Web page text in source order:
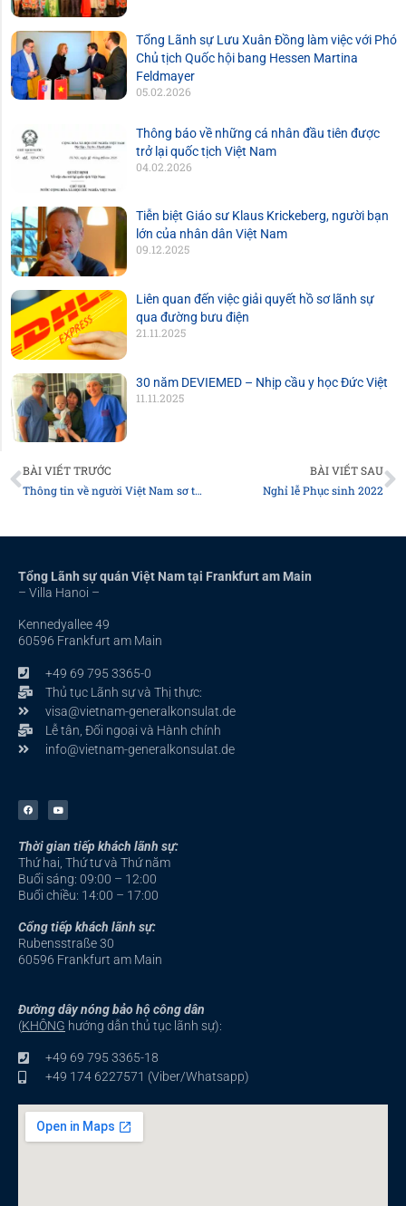
Tổng Lãnh sự Lưu Xuân Đồng làm việc với Phó
Chủ tịch Quốc hội bang Hessen Martina
Feldmayer
05.02.2026
Thông báo về những cá nhân đầu tiên được
trở lại quốc tịch Việt Nam
04.02.2026
Tiễn biệt Giáo sư Klaus Krickeberg, người bạn
lớn của nhân dân Việt Nam
09.12.2025
Liên quan đến việc giải quyết hồ sơ lãnh sự
qua đường bưu điện
21.11.2025
30 năm DEVIEMED – Nhịp cầu y học Đức Việt
11.11.2025
Prev
BÀI VIẾT TRƯỚC
Thông tin về người Việt Nam sơ tán từ Ukraine sang các nước Châu Âu
BÀI VIẾT SAU
Nghỉ lễ Phục sinh 2022
Tổng Lãnh sự quán Việt Nam tại Frankfurt am Main
– Villa Hanoi –
Kennedyallee 49
60596 Frankfurt am Main
+49 69 795 3365-0
Thủ tục Lãnh sự và Thị thực:
visa@vietnam-generalkonsulat.de
Lễ tân, Đối ngoại và Hành chính
info@vietnam-generalkonsulat.de
F
a
c
b
o
o
k
-
f
Y
o
u
u
b
e
Thời gian tiếp khách lãnh sự:
Thứ hai, Thứ tư và Thứ năm
Buổi sáng: 09:00 – 12:00
Buổi chiều: 14:00 – 17:00
Cổng tiếp khách lãnh sự:
Rubensstraße 30
60596 Frankfurt am Main
Đường dây nóng bảo hộ công dân
(KHÔNG hướng dẫn thủ tục lãnh sự):
+49 69 795 3365-18
+49 174 6227571 (Viber/Whatsapp)